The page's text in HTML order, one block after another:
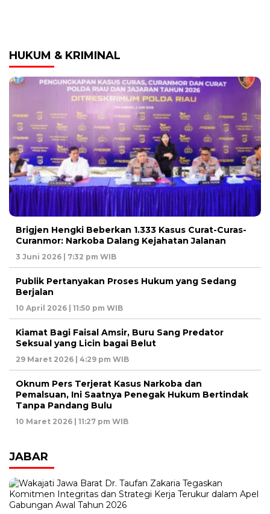
HUKUM & KRIMINAL
Brigjen Hengki Beberkan 1.333 Kasus Curat-Curas-
Curanmor: Narkoba Dalang Kejahatan Jalanan
3 Juni 2026 | 7:32 pm WIB
Publik Pertanyakan Proses Hukum yang Sedang
Berjalan
10 April 2026 | 11:50 pm WIB
Kiamat Bagi Faisal Amsir, Buru Sang Predator
Seksual yang Licin bagai Belut
29 Maret 2026 | 4:29 pm WIB
Oknum Pers Terjerat Kasus Narkoba dan
Pemalsuan, Ini Saatnya Penegak Hukum Bertindak
Tanpa Pandang Bulu
10 Maret 2026 | 11:27 pm WIB
JABAR